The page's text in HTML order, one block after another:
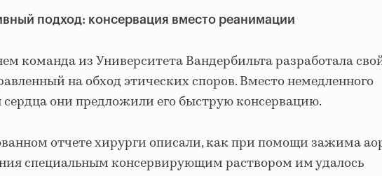
подход: консервация вместо реанимации
команда из Университета Вандербильта разработала
на обход этических споров. Вместо немедленного
они предложили его быструю консервацию.
отчете хирурги описали, как при помощи зажима
специальным консервирующим раствором им удалось